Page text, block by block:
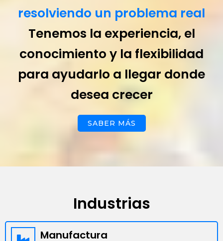
resolviendo un problema real
Tenemos la experiencia, el
conocimiento y la flexibilidad
para ayudarlo a llegar donde
desea crecer
SABER MÁS
Industrias
Manufactura